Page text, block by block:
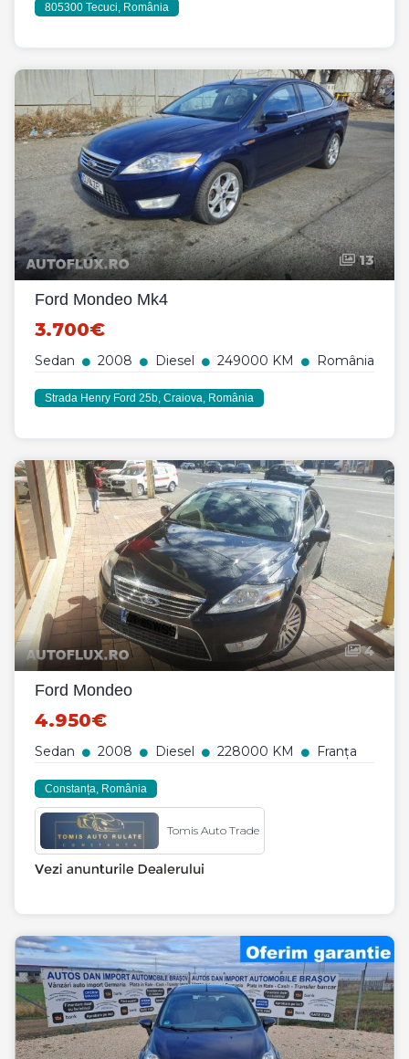
805300 Tecuci, România
13
Ford Mondeo Mk4
3.700€
Sedan 2008 Diesel 249000 KM România
Strada Henry Ford 25b, Craiova, România
4
Ford Mondeo
4.950€
Sedan 2008 Diesel 228000 KM Franța
Constanța, România
Tomis Auto Trade